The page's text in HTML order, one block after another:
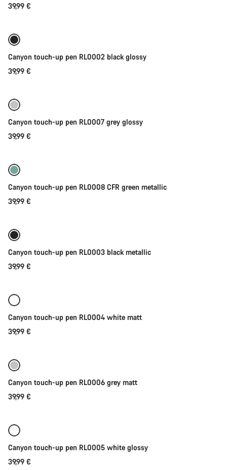
39,99 €
Canyon touch-up pen RL0002 black glossy
39,99 €
Canyon touch-up pen RL0007 grey glossy
39,99 €
Canyon touch-up pen RL0008 CFR green metallic
39,99 €
Canyon touch-up pen RL0003 black metallic
39,99 €
Canyon touch-up pen RL0004 white matt
39,99 €
Canyon touch-up pen RL0006 grey matt
39,99 €
Canyon touch-up pen RL0005 white glossy
39,99 €